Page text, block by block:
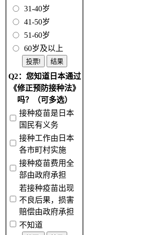
31-40岁
41-50岁
51-60岁
60岁及以上
Q2：您知道日本通过
《修正预防接种法》
吗？（可多选）
接种疫苗是日本
国民有义务
接种工作由日本
各市町村实施
接种疫苗费用全
部由政府承担
若接种疫苗出现
不良后果，损害
赔偿由政府承担
不知道